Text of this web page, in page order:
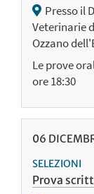
Presso il
Veterinarie
Ozzano
Le prove
ore 18:30
06
SELEZIONI
Prova